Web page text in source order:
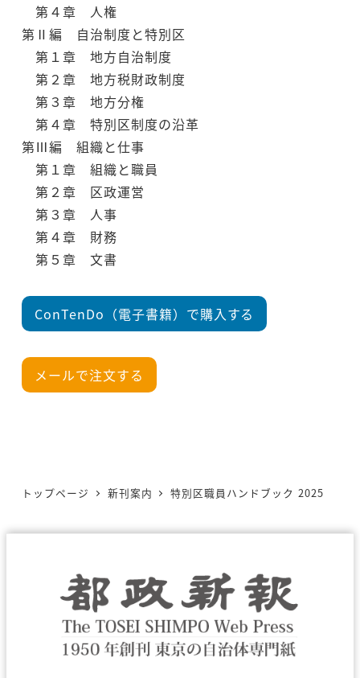
第４章 人権
第Ⅱ編 自治制度と特別区
第１章 地方自治制度
第２章 地方税財政制度
第３章 地方分権
第４章 特別区制度の沿革
第Ⅲ編 組織と仕事
第１章 組織と職員
第２章 区政運営
第３章 人事
第４章 財務
第５章 文書
ConTenDo（電子書籍）で購入する
メールで注文する
トップページ 新刊案内 特別区職員ハンドブック 2025